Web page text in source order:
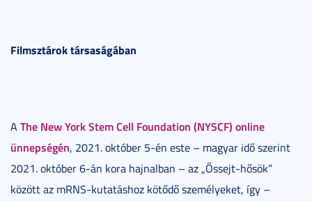
Filmsztárok társaságában
A The New York Stem Cell Foundation (NYSCF) online
ünnepségén, 2021. október 5-én este – magyar idő szerint
2021. október 6-án kora hajnalban – az „Őssejt-hősök”
között az mRNS-kutatáshoz kötődő személyeket, így –